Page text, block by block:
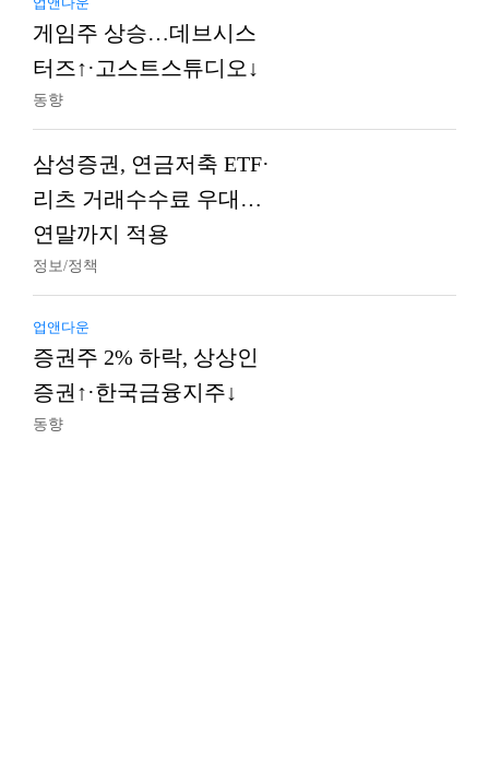
게임주 상승…데브시스
터즈↑·고스트스튜디오↓
동향
삼성증권, 연금저축 ETF·
리츠 거래수수료 우대…
연말까지 적용
정보/정책
업앤다운
증권주 2% 하락, 상상인
증권↑·한국금융지주↓
동향